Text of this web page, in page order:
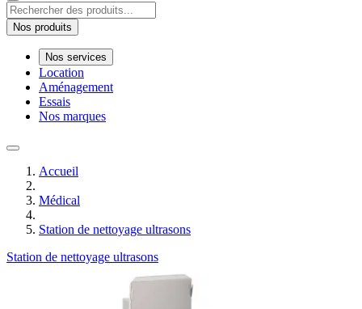
Nos produits
Nos services
Location
Aménagement
Essais
Nos marques
Accueil
Médical
Station de nettoyage ultrasons
Station de nettoyage ultrasons